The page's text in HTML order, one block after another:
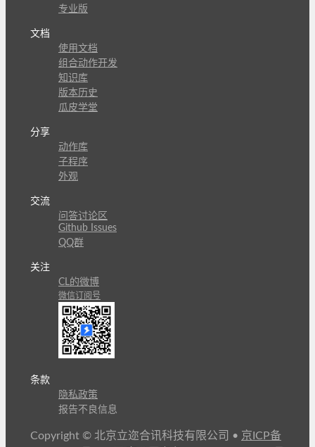
专业版
文档
使用文档
组合动作开发
知识库
版本历史
瓜皮学堂
分享
动作库
子程序
外观
交流
问答讨论区
Github Issues
QQ群
关注
CL的微博
微信订阅号
条款
隐私政策
报告不良信息
Copyright © 北京立迩合讯科技有限公司 • 京ICP备